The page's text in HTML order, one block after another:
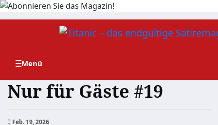
Zum
Nur für Gäste #19
Feb. 19, 2026